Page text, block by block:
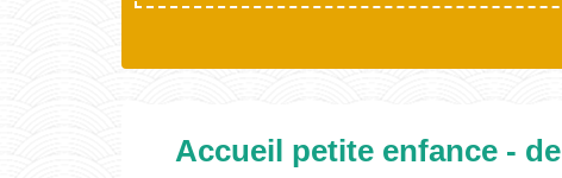
Accueil petite enfance -